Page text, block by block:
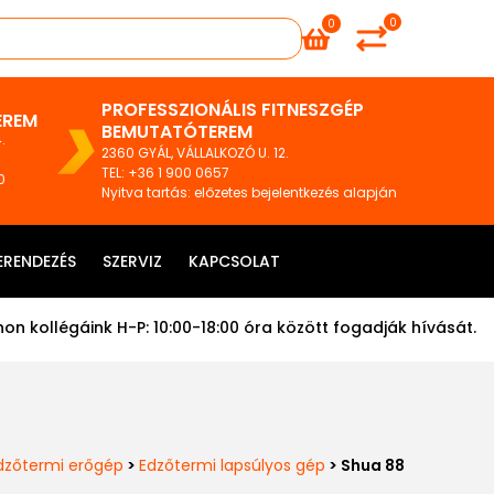
0 0
PROFESSZIONÁLIS FITNESZGÉP
BEMUTATÓTEREM
2360 GYÁL, VÁLLALKOZÓ U. 12.
TEL: +36 1 900 0657
Nyitva tartás: előzetes bejelentkezés alapján
SZERVIZ KAPCSOLAT
kollégáink H-P: 10:00-18:00 óra között fogadják hívását.
erőgép > Edzőtermi lapsúlyos gép > Shua 88